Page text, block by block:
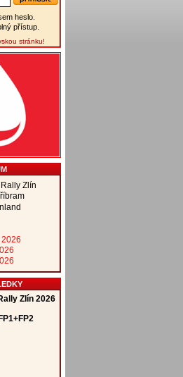
heslo.
přístup.
stránku!
Zlín